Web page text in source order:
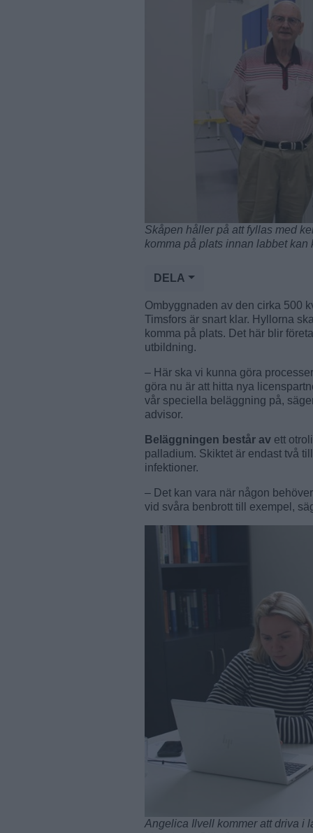
Skåpen håller på att fyllas med
komma på plats innan labbet
DELA
Ombyggnaden av den cirka 500
Timsfors är snart klar. Hyllorna
komma på plats. Det här blir
utbildning.
– Här ska vi kunna göra
göra nu är att hitta nya
vår speciella beläggning på,
advisor.
Beläggningen består av ett
palladium. Skiktet är endast två
infektioner.
– Det kan vara när någon
vid svåra benbrott till exempel,
Angelica Ilvell kommer att driva i